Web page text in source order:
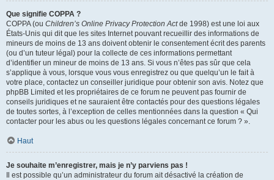
Que signifie COPPA ?
COPPA (ou Children’s Online Privacy Protection Actde 1998) est une loi aux
États-Unis qui dit que les sites Internet pouvant recueillir des informations de
mineurs de moins de 13 ans doivent obtenir le consentement écrit des parents
(ou d’un tuteur légal) pour la collecte de ces informations permettant
d’identifier un mineur de moins de 13 ans. Si vous n’êtes pas sûr que cela
s’applique à vous, lorsque vous vous enregistrez ou que quelqu’un le fait à
votre place, contactez un conseiller juridique pour obtenir son avis. Notez que
phpBB Limited et les propriétaires de ce forum ne peuvent pas fournir de
conseils juridiques et ne sauraient être contactés pour des questions légales
de toutes sortes, à l’exception de celles mentionnées dans la question « Qui
contacter pour les abus ou les questions légales concernant ce forum ? ».
Haut
Je souhaite m’enregistrer, mais je n’y parviens pas !
Il est possible qu’un administrateur du forum ait désactivé la création de